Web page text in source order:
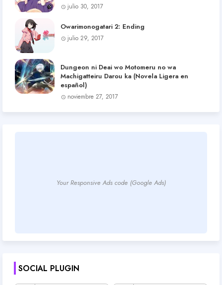
julio 30, 2017
Owarimonogatari 2: Ending
julio 29, 2017
Dungeon ni Deai wo Motomeru no wa
Machigatteiru Darou ka (Novela Ligera en
español)
noviembre 27, 2017
Your Responsive Ads code (Google Ads)
SOCIAL PLUGIN